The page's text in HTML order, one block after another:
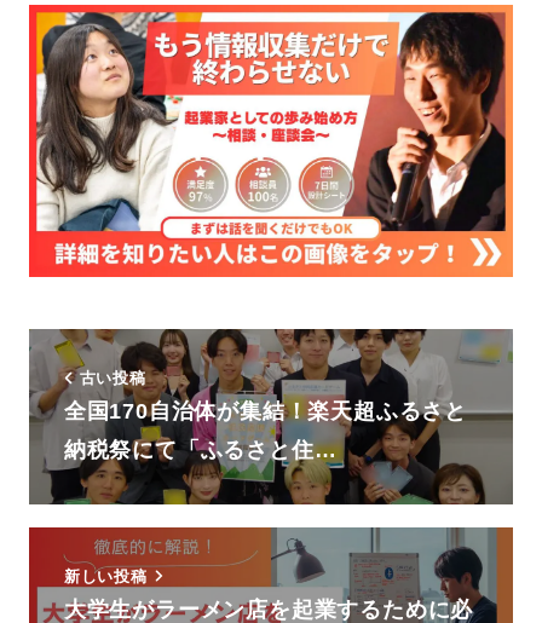
古い投稿
全国170自治体が集結！楽天超ふるさと
納税祭にて「ふるさと住…
新しい投稿
大学生がラーメン店を起業するために必